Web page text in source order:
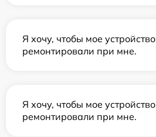
Я хочу, чтобы мое устройство
ремонтировали при мне.
Я хочу, чтобы мое устройство
ремонтировали при мне.